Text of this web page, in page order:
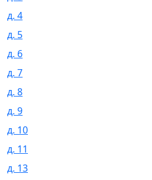
д. 4
д. 5
д. 6
д. 7
д. 8
д. 9
д. 10
д. 11
д. 13